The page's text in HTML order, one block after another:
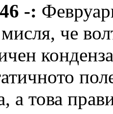
-:
че
а това